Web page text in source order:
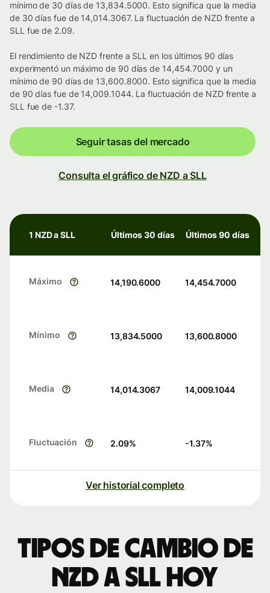
mínimo de 30 días de 13,834.5000. Esto significa que la media
de 30 días fue de 14,014.3067. La fluctuación de NZD frente a
SLL fue de 2.09.
El rendimiento de NZD frente a SLL en los últimos 90 días
experimentó un máximo de 90 días de 14,454.7000 y un
mínimo de 90 días de 13,600.8000. Esto significa que la media
de 90 días fue de 14,009.1044. La fluctuación de NZD frente a
SLL fue de -1.37.
Seguir tasas del mercado
Consulta el gráfico de NZD a SLL
1 NZD a SLL Últimos 30 días Últimos 90 días
Máximo 14,190.6000 14,454.7000
Mínimo 13,834.5000 13,600.8000
Media 14,014.3067 14,009.1044
Fluctuación 2.09% -1.37%
Ver historial completo
Tipos de cambio de
NZD a SLL hoy